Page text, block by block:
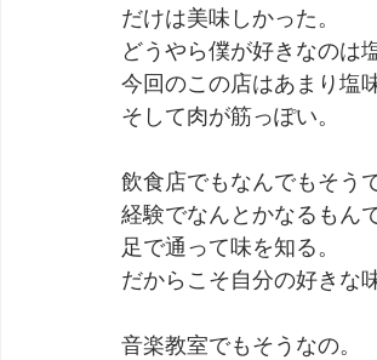
だけは美味しかった。
どうやら僕が好きなのは
今回のこの店はあまり塩
そして肉が筋っぽい。
飲食店でもなんでもそう
経験でなんとかなるもん
足で通って味を知る。
だからこそ自分の好きな
音楽教室でもそうなの。